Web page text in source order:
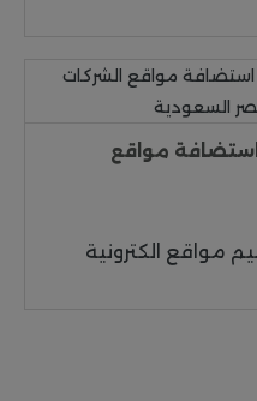
مواقع
مواقع الكترونية